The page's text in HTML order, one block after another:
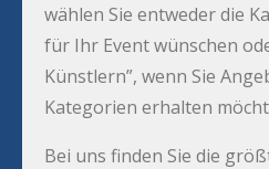
wählen Sie entweder die
für Ihr Event wünschen
Künstlern”, wenn Sie
Kategorien erhalten
Bei uns finden Sie die